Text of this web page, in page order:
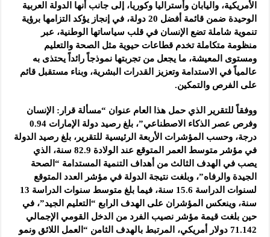
الأمريكية، واليابان وأستراليا وكوريا، إلى جانب أنها الدولة العربية
الوحيدة ضمن قائمة أفضل 20 دولة، في إنجاز يؤكد التزامها برؤية
تنموية شاملة تضع الإنسان في قلب سياساتها الوطنية، عبر
منظومة متكاملة تخدم قطاعات حيوية مثل الصحة والتعليم
ومستوى المعيشة، ما يجعل من تجربتها نموذجاً رائداً يحتذى به
عالمياً في الاستدامة وتعزيز القدرات البشرية، وبناء مستقبل قائم
على الفرص والتمكين.
ووفقاً للتقرير الذي حمل هذا العام عنوان “مسألة قرار: الإنسان
وفرص عصر الذكاء الاصطناعي”، بلغ رصيد دولة الإمارات 0.94
درجة، وحسب المؤشرات الأربعة الرئيسية للتقرير، بلغ رصيد الدولة
في مؤشر متوسط العمر المتوقع عند الولادة 82.9 سنة، الذي
يصب في الهدف الثالث من أهداف التنمية المستدامة “الصحة
الجيدة والرفاه”، وبلغت نتيجة الدولة في مؤشر العدد المتوقع
لسنوات الدراسة 15.6 سنة، فيما بلغ متوسط سنوات الدراسة 13
سنة، وينعكس المؤشران على الهدف الرابع “التعليم الجيد”، في
حين بلغت قيمة مؤشر نصيب الفرد من الدخل القومي الإجمالي
71.142 دولار أمريكي، المرتبط بالهدف الثامن “العمل اللائق ونمو